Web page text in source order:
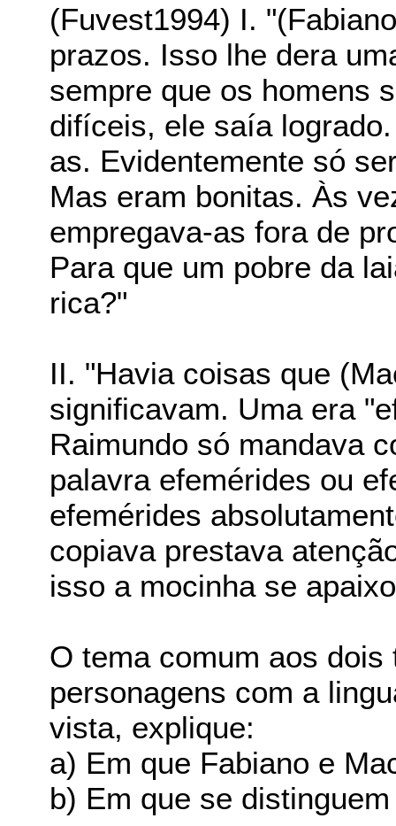
(Fuvest1994) I.
prazos. Isso lhe dera
sempre que os homens
difíceis, ele saía
as. Evidentemente só
Mas eram bonitas. Às
empregava-as fora de
Para que um pobre da
rica?"
II. "Havia coisas que
significavam. Uma era
Raimundo só mandava
palavra efemérides ou
efemérides
copiava prestava
isso a mocinha se
O tema comum aos
personagens com a
vista, explique:
a) Em que Fabiano e
b) Em que se